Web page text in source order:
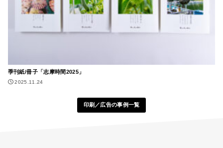
季刊紙/冊子「志摩時間2025」
2025.11.24
印刷／広告の事例一覧